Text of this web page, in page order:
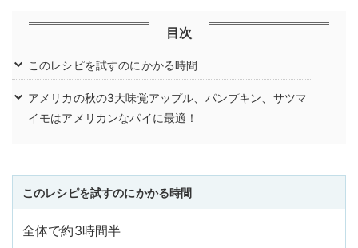
目次
このレシピを試すのにかかる時間
アメリカの秋の3大味覚アップル、パンプキン、サツマ
イモはアメリカンなパイに最適！
このレシピを試すのにかかる時間
全体で約3時間半